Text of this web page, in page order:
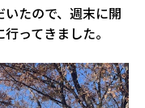
たので、週末に開
ってきました。